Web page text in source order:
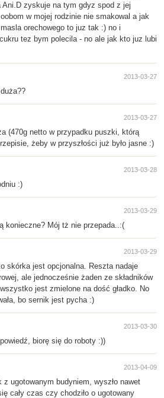
zyskuje na tym gdyz spod z jej
w mojej rodzinie nie smakowal a jak
orechowego to juz tak :) no i
tez bym polecila - no ale jak kto juz lubi
2013-03-27
2013-03-27
(470g netto w przypadku puszki, którą
żeby w przyszłości już było jasne :)
2013-03-28
:)
2013-03-29
konieczne? Mój tż nie przepada..:(
2013-03-29
skórka jest opcjonalna. Reszta nadaje
ale jednocześnie żaden ze składników
jest zmielone na dość gładko. No
bo sernik jest pycha :)
2013-03-30
biorę się do roboty :))
2013-04-09
z ugotowanym budyniem, wyszło nawet
cały czas czy chodziło o ugotowany